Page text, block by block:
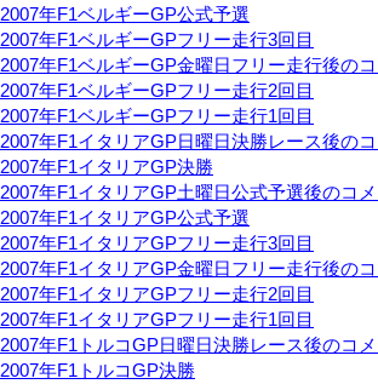
2007年F1ベルギーGP公式予選
2007年F1ベルギーGPフリー走行3回目
2007年F1ベルギーGP金曜日フリー走行後の
2007年F1ベルギーGPフリー走行2回目
2007年F1ベルギーGPフリー走行1回目
2007年F1イタリアGP日曜日決勝レース後の
2007年F1イタリアGP決勝
2007年F1イタリアGP土曜日公式予選後のコ
2007年F1イタリアGP公式予選
2007年F1イタリアGPフリー走行3回目
2007年F1イタリアGP金曜日フリー走行後の
2007年F1イタリアGPフリー走行2回目
2007年F1イタリアGPフリー走行1回目
2007年F1トルコGP日曜日決勝レース後のコ
2007年F1トルコGP決勝